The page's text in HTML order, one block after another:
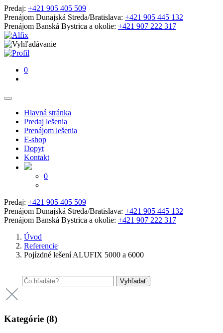
Predaj: +421 905 405 509
Prenájom Dunajská Streda/Bratislava: +421 905 445 132
Prenájom Banská Bystrica a okolie: +421 907 222 317
0
Hlavná stránka
Predaj lešenia
Prenájom lešenia
E-shop
Dopyt
Kontakt
0
Predaj: +421 905 405 509
Prenájom Dunajská Streda/Bratislava: +421 905 445 132
Prenájom Banská Bystrica a okolie: +421 907 222 317
Úvod
Referencie
Pojízdné lešení ALUFIX 5000 a 6000
Vyhľadať
Kategórie (8)